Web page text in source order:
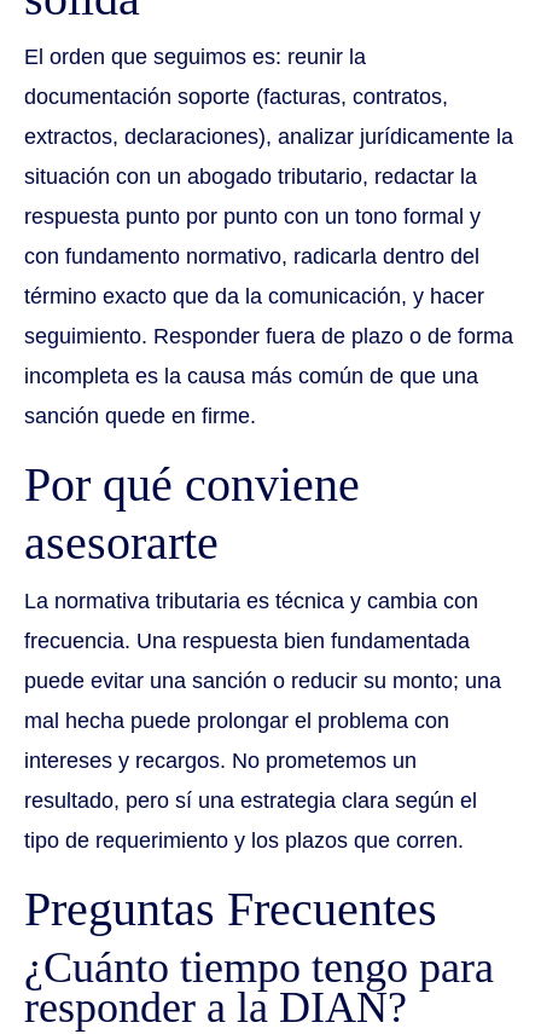
El orden que seguimos es: reunir la
documentación soporte (facturas, contratos,
extractos, declaraciones), analizar jurídicamente la
situación con un abogado tributario, redactar la
respuesta punto por punto con un tono formal y
con fundamento normativo, radicarla dentro del
término exacto que da la comunicación, y hacer
seguimiento. Responder fuera de plazo o de forma
incompleta es la causa más común de que una
sanción quede en firme.
Por qué conviene
asesorarte
La normativa tributaria es técnica y cambia con
frecuencia. Una respuesta bien fundamentada
puede evitar una sanción o reducir su monto; una
mal hecha puede prolongar el problema con
intereses y recargos. No prometemos un
resultado, pero sí una estrategia clara según el
tipo de requerimiento y los plazos que corren.
Preguntas Frecuentes
¿Cuánto tiempo tengo para
responder a la DIAN?